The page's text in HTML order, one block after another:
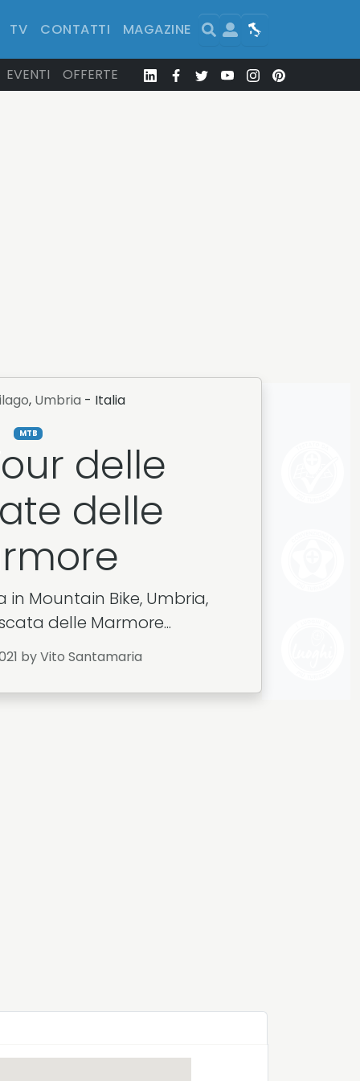
TV CONTATTI MAGAZINE Search
User Map
EVENTI OFFERTE
, Umbria - Italia
MTB
delle
delle
in Mountain Bike, Umbria,
delle Marmore...
by Vito Santamaria